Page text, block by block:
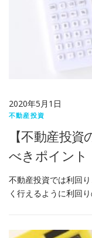
2020年5月1日
不動産投資
【不動産投
べきポイント
不動産投資では利回
く行えるように利回